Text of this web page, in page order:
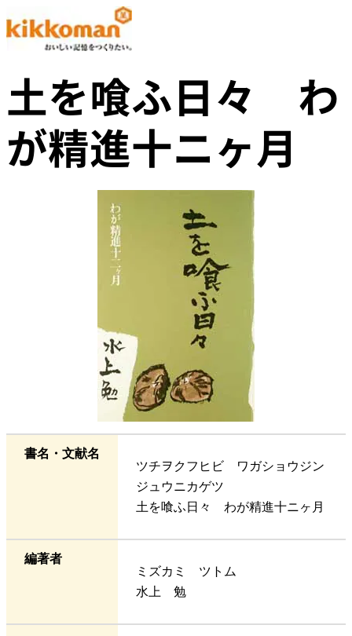
土を喰ふ日々 わ
が精進十ニヶ月
書名・文献名
ツチヲクフヒビ ワガショウジン
ジュウニカゲツ
土を喰ふ日々 わが精進十ニヶ月
編著者
ミズカミ ツトム
水上 勉